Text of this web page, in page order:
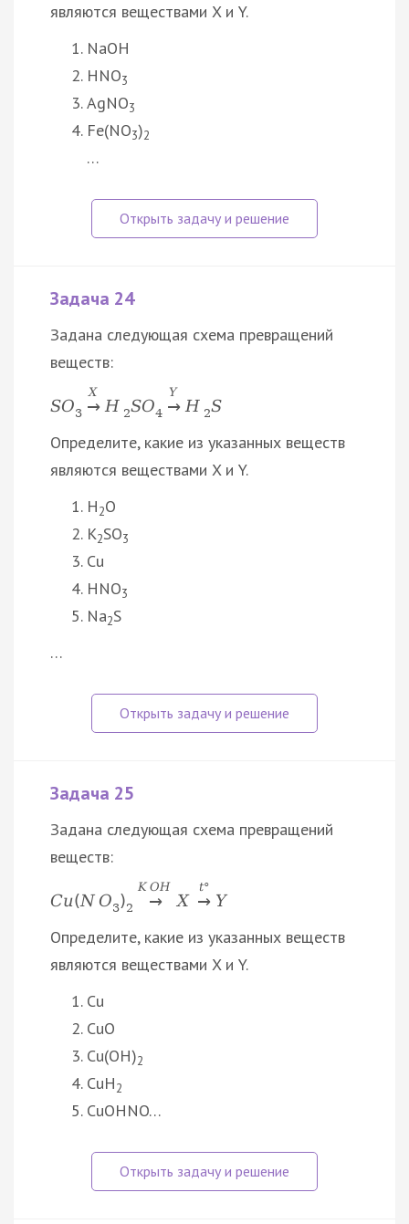
являются веществами X и Y.
NaOH
HNO3
AgNO3
Fe(NO3)2
…
Задача 24
Задана следующая схема превращений
веществ:
SO3
X
→ H 2SO4
Y
→ H 2S
Определите, какие из указанных веществ
являются веществами X и Y.
H2O
K2SO3
Cu
HNO3
Na2S
…
Задача 25
Задана следующая схема превращений
веществ:
Cu(N O3)2
KOH
→ X
t°
→ Y
Определите, какие из указанных веществ
являются веществами X и Y.
Cu
CuO
Cu(OH)2
CuH2
CuOHNO…